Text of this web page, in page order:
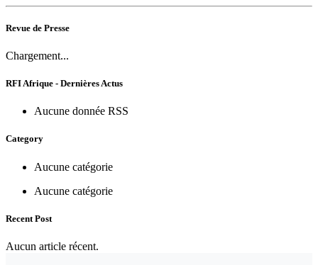
Revue de Presse
Chargement...
RFI Afrique - Dernières Actus
Aucune donnée RSS
Category
Aucune catégorie
Aucune catégorie
Recent Post
Aucun article récent.